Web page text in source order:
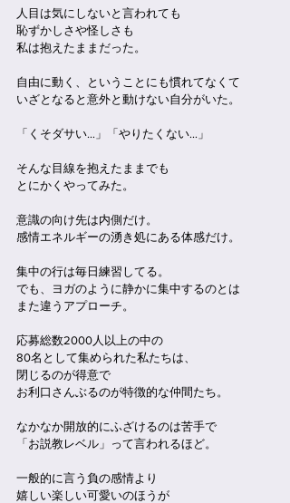
人目は気にしないと言われても
恥ずかしさや怪しさも
私は抱えたままだった。
自由に動く、ということにも慣れてなくて
いざとなると意外と動けない自分がいた。
「くそダサい…」「やりたくない…」
そんな目線を抱えたままでも
とにかくやってみた。
意識の向け先は内側だけ。
感情エネルギーの湧き処にある体感だけ。
集中の行は毎日練習してる。
でも、ヨガのように静かに集中するのとは
また違うアプローチ。
応募総数2000人以上の中の
80名として集められた私たちは、
閉じるのが得意で
お利口さんぶるのが特徴的な仲間たち。
なかなか開放的にふざけるのは苦手で
「お説教レベル」って言われるほど。
一般的に言う負の感情より
嬉しい楽しい可愛いのほうが